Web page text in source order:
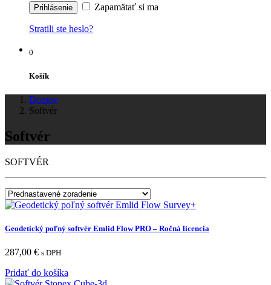
Zapamätať si ma
Stratili ste heslo?
0
Košík
Domov
Softvér
Softvér
SOFTVÉR
Geodetický poľný softvér Emlid Flow PRO – Ročná licencia
287,00 € s DPH
Pridať do košíka